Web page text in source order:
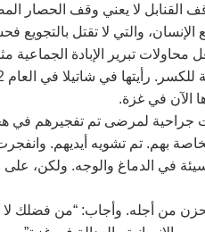
القنابل لا يعني وقف الحصار
والتي لا تقتل بالتجويع
تبرير الإبادة الجماعية
الآن في غزة.‏
لمرضى تم تفجيرهم في
بهم. تم تشويه أيديهم.
في الدماغ والوجه. ولكن، على
من أجله. وأجاب: “من فضلك لا